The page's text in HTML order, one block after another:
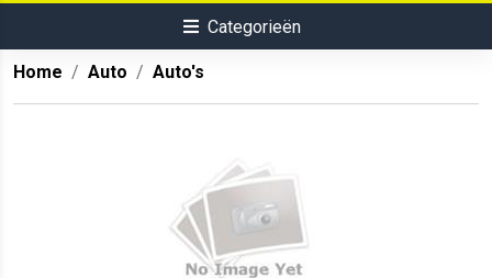
Categorieën
Home Auto Auto's